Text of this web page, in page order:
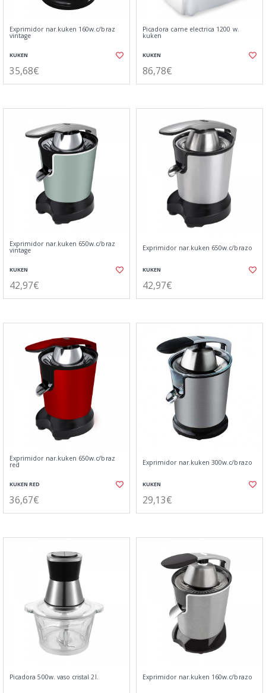
Exprimidor nar.kuken 160w.c/braz
vintage
KUKEN
35,68€
Picadora carne electrica 1200 w.
kuken
KUKEN
86,78€
Exprimidor nar.kuken 650w.c/braz
vintage
KUKEN
42,97€
Exprimidor nar.kuken 650w.c/brazo
KUKEN
42,97€
Exprimidor nar.kuken 650w.c/braz
red
KUKEN RED
36,67€
Exprimidor nar.kuken 300w.c/brazo
KUKEN
29,13€
Picadora 500w. vaso cristal 2l. Exprimidor nar.kuken 160w.c/brazo